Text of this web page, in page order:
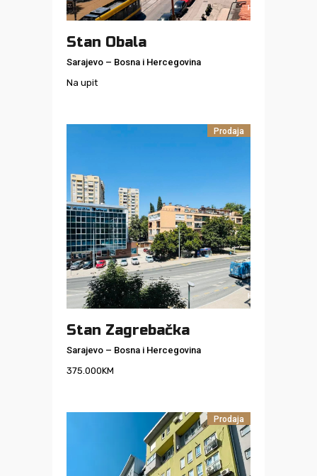
Stan Obala
Sarajevo – Bosna i Hercegovina
Na upit
Prodaja
Stan Zagrebačka
Sarajevo – Bosna i Hercegovina
375.000KM
Prodaja